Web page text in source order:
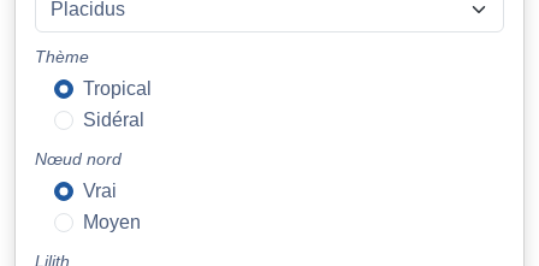
Thème
Tropical
Sidéral
Nœud nord
Vrai
Moyen
Lilith